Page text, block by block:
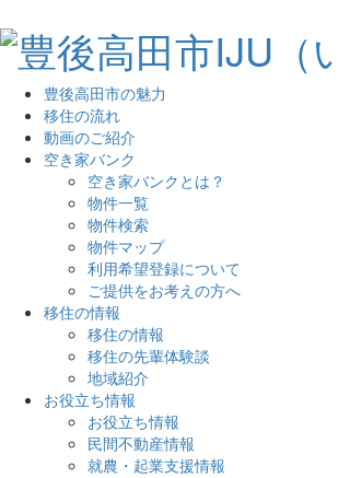
豊後高田市の魅力
移住の流れ
動画のご紹介
空き家バンク
空き家バンクとは？
物件一覧
物件検索
物件マップ
利用希望登録について
ご提供をお考えの方へ
移住の情報
移住の情報
移住の先輩体験談
地域紹介
お役立ち情報
お役立ち情報
民間不動産情報
就農・起業支援情報